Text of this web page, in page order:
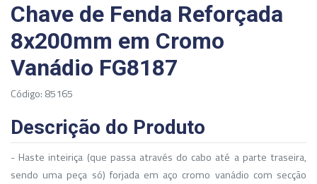
Chave de Fenda Reforçada
8x200mm em Cromo
Vanádio FG8187
Código: 85165
Descrição do Produto
- Haste inteiriça (que passa através do cabo até a parte traseira,
sendo uma peça só) forjada em aço cromo vanádio com secção